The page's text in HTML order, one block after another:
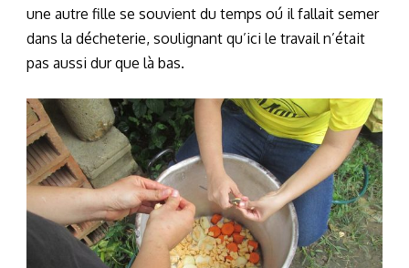
une autre fille se souvient du temps oú il fallait semer
dans la décheterie, soulignant qu’ici le travail n’était
pas aussi dur que là bas.